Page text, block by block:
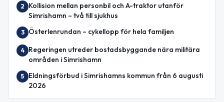
2
Kollision mellan personbil och A-traktor utanför
Simrishamn – två till sjukhus
3 Österlenrundan – cykellopp för hela familjen
4
Regeringen utreder bostadsbyggande nära militära
områden i Simrishamn
5
Eldningsförbud i Simrishamns kommun från 6 augusti
2026